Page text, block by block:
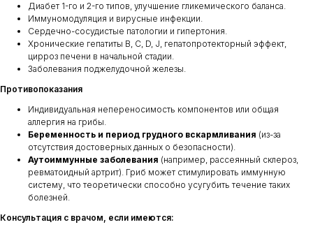
Диабет 1-го и 2-го типов, улучшение гликемического баланса.
Иммуномодуляция и вирусные инфекции.
Сердечно-сосудистые патологии и гипертония.
Хронические гепатиты В, С, D, J, гепатопротекторный эффект,
цирроз печени в начальной стадии.
Заболевания поджелудочной железы.
Противопоказания
Индивидуальная непереносимость компонентов или общая
аллергия на грибы.
Беременность и период грудного вскармливания (из-за
отсутствия достоверных данных о безопасности).
Аутоиммунные заболевания (например, рассеянный склероз,
ревматоидный артрит). Гриб может стимулировать иммунную
систему, что теоретически способно усугубить течение таких
болезней.
Консультация с врачом, если имеются: